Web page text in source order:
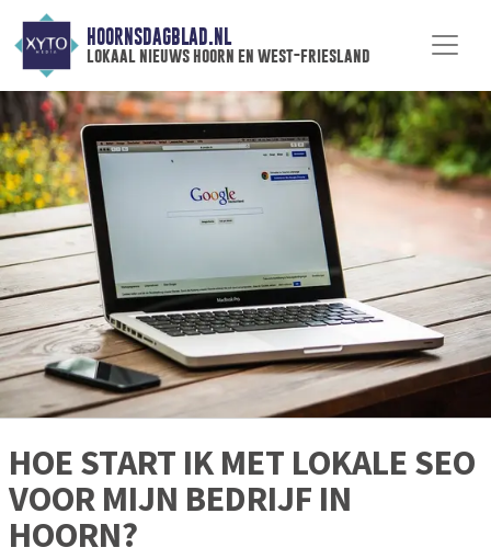
HOORNSDAGBLAD.NL
lokaal nieuws hoorn en west-friesland
HOE START IK MET LOKALE SEO
VOOR MIJN BEDRIJF IN
HOORN?